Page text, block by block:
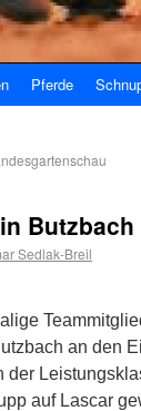
Pferde
Butzbach
Sedlak-Breil
an den
der
auf Lascar